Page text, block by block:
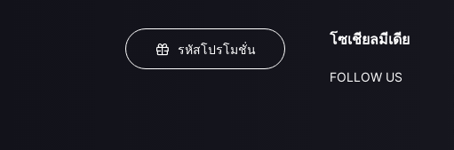
รหัสโปรโมชั่น
โซเชียลมีเดีย
FOLLOW US